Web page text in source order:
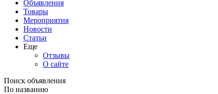
Объявления
Товары
Мероприятия
Новости
Статьи
Еще
Отзывы
О сайте
Поиск объявления
По названию